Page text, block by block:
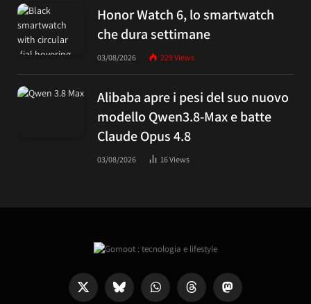
Honor Watch 6, lo smartwatch
che dura settimane
03/08/2026 229Views
Alibaba apre i pesi del suo nuovo
modello Qwen3.8-Max e batte
Claude Opus 4.8
03/08/2026 16Views
X
Bluesky WhatsAppThreads Mastodon